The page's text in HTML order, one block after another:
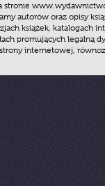
stronie
autorów oraz opisy
książek, katalogach
promujących legalną
internetowej,